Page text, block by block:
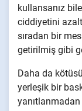
kullansanız
ciddiyetini
sıradan bir
getirilmiş gibi
Daha da
yerleşik bir